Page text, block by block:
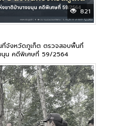
821
ที่จังหวัดภูเก็ต ตรวจสอบพื้นที่
นุน คดีพิเศษที่ 59/2564